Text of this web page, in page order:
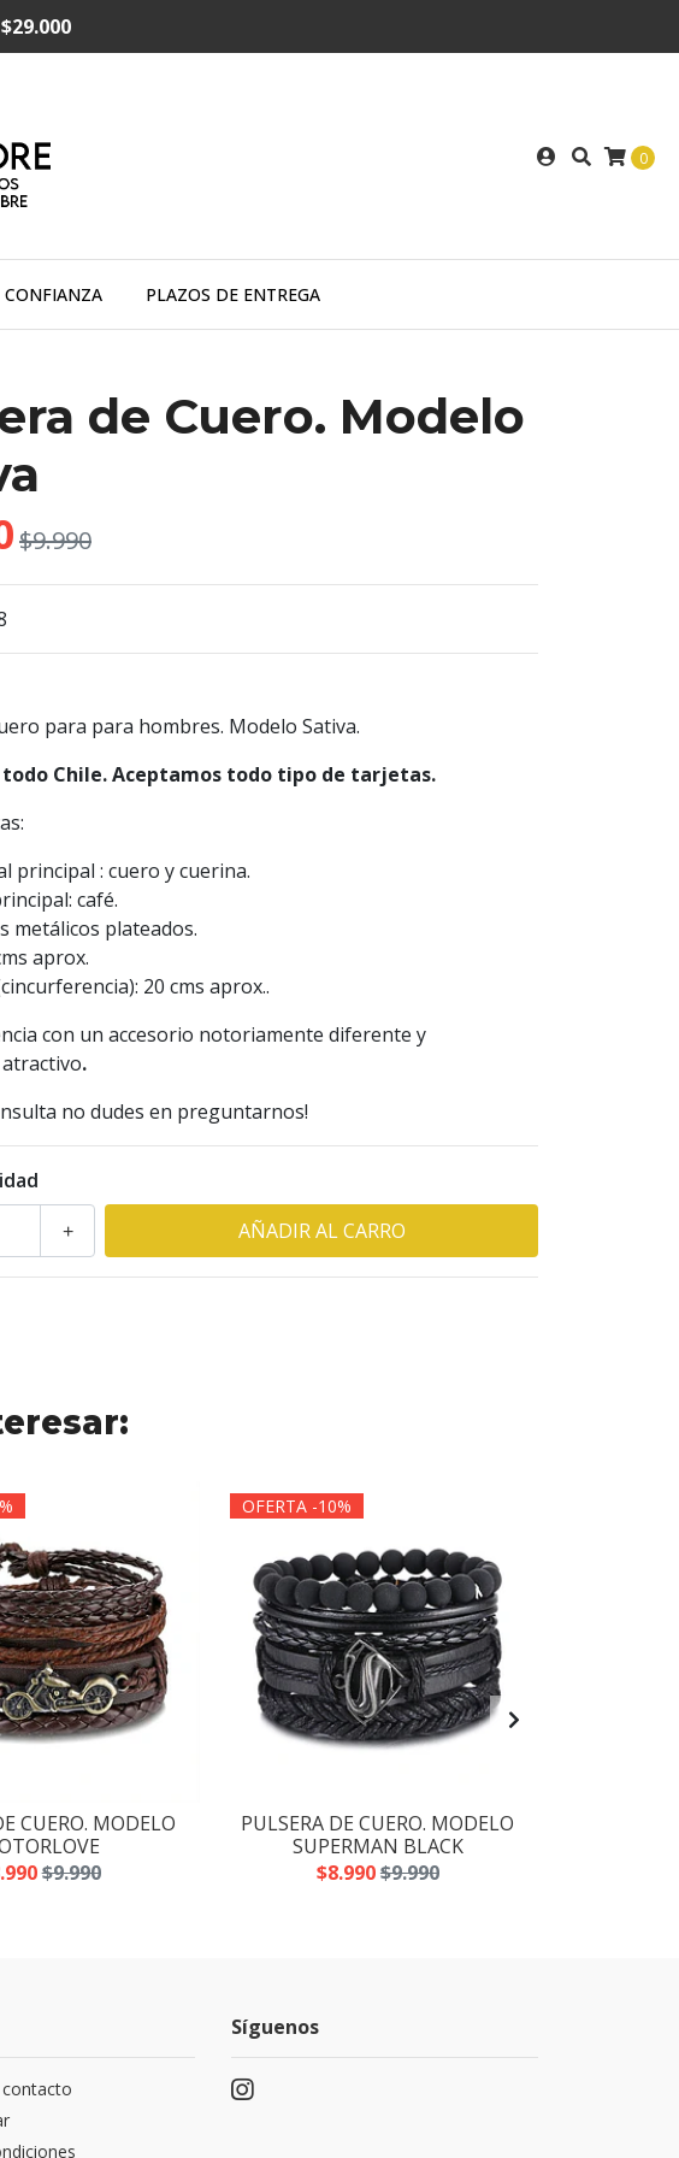
$29.000
0
CONFIANZA PLAZOS DE ENTREGA
de Cuero. Modelo
$9.990
para para hombres. Modelo Sativa.
todo Chile. Aceptamos todo tipo de tarjetas.
principal : cuero y cuerina.
café.
metálicos plateados.
aprox.
20 cms aprox..
con un accesorio notoriamente diferente y
.
no dudes en preguntarnos!
+
CUERO. MODELO
$9.990
OFERTA -10%
PULSERA DE CUERO. MODELO
SUPERMAN BLACK
$8.990$9.990
Síguenos